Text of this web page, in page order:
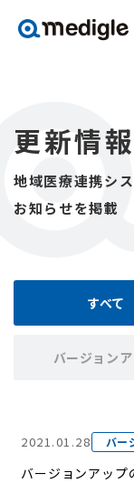
更新情報
地域医療連携シ
お知らせを掲載
すべて
バージョン
2021.01.28 バー
バージョンアッ